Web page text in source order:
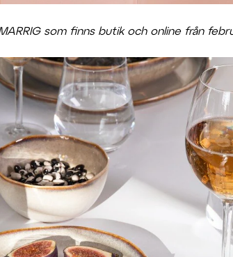
som finns butik och online från